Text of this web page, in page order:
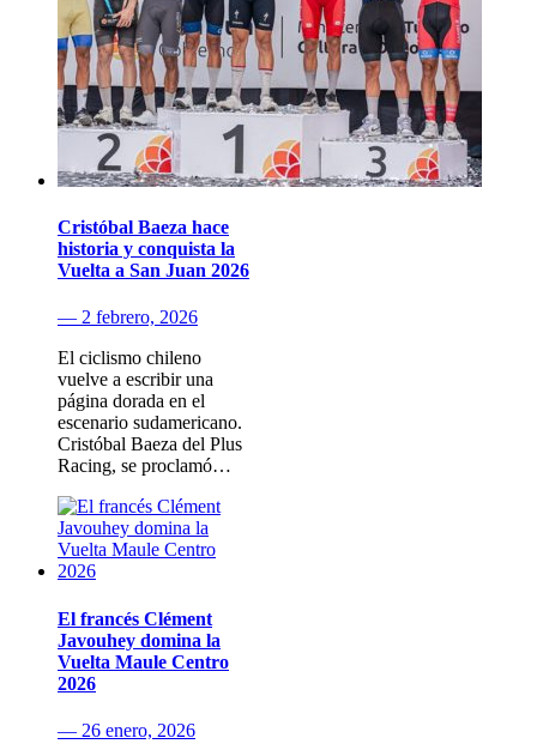
Cristóbal Baeza hace
historia y conquista la
Vuelta a San Juan 2026
— 2 febrero, 2026
El ciclismo chileno
vuelve a escribir una
página dorada en el
escenario sudamericano.
Cristóbal Baeza del Plus
Racing, se proclamó…
El francés Clément
Javouhey domina la
Vuelta Maule Centro
2026
— 26 enero, 2026